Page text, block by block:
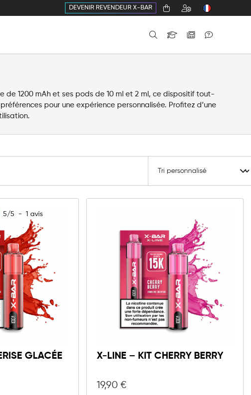
DEVENIR REVENDEUR X-BAR
1200 mAh et ses pods de 10 ml et 2 ml, ce dispositif tout-
pour une expérience personnalisée. Profitez d’une
5/5 - 1 avis
GLACÉE
20mg
X-LINE – KIT CHERRY BERRY
19,90 €
10mg 20mg
X-
LINE
Kit
Cherry